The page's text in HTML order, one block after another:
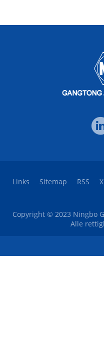
Links Sitemap RSS
Copyright © 2023 Ningbo
Alle